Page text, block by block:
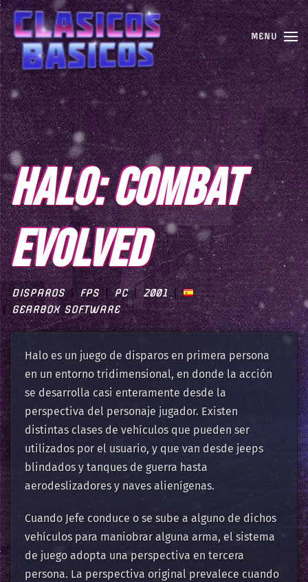
MENU
HALO: COMBAT
EVOLVED
DISPAROS FPS PC
2001
GEARBOX SOFTWARE
Halo es un juego de disparos en primera persona
en un entorno tridimensional, en donde la acción
se desarrolla casi enteramente desde la
perspectiva del personaje jugador. Existen
distintas clases de vehículos que pueden ser
utilizados por el usuario, y que van desde jeeps
blindados y tanques de guerra hasta
aerodeslizadores y naves alienígenas.
Cuando Jefe conduce o se sube a alguno de dichos
vehículos para maniobrar alguna arma, el sistema
de juego adopta una perspectiva en tercera
persona. La perspectiva original prevalece cuando